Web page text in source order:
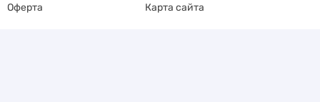
Оферта
Карта сайта